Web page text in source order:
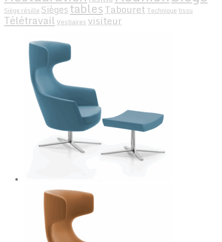
Siège résille SiègestablesTabouret Technique tissu
Télétravail Vestiaires visiteur